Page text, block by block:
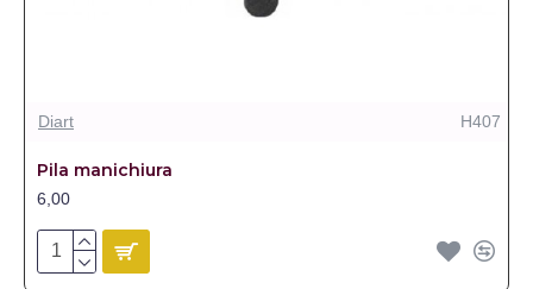
Diart H407
Pila manichiura
6,00